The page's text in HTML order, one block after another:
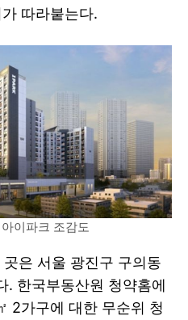
따라붙는다.
이파크 조감도
은 서울 광진구 구의동
. 한국부동산원 청약홈에
2가구에 대한 무순위 청